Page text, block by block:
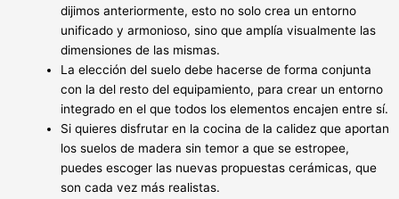
dijimos anteriormente, esto no solo crea un entorno
unificado y armonioso, sino que amplía visualmente las
dimensiones de las mismas.
La elección del suelo debe hacerse de forma conjunta
con la del resto del equipamiento, para crear un entorno
integrado en el que todos los elementos encajen entre sí.
Si quieres disfrutar en la cocina de la calidez que aportan
los suelos de madera sin temor a que se estropee,
puedes escoger las nuevas propuestas cerámicas, que
son cada vez más realistas.